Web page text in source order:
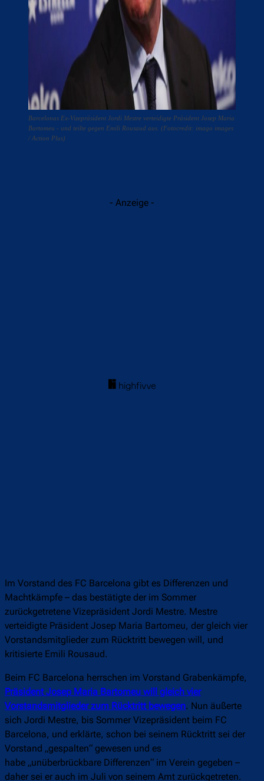
Barcelonas Ex-Vizepräsident Jordi Mestre verteidigte Präsident Josep Maria
Bartomeu - und teilte gegen Emili Rousaud aus. (Fotocredit: imago images
/ Action Plus)
- Anzeige -
Im Vorstand des FC Barcelona gibt es Differenzen und
Machtkämpfe – das bestätigte der im Sommer
zurückgetretene Vizepräsident Jordi Mestre. Mestre
verteidigte Präsident Josep Maria Bartomeu, der gleich vier
Vorstandsmitglieder zum Rücktritt bewegen will, und
kritisierte Emili Rousaud.
Beim FC Barcelona herrschen im Vorstand Grabenkämpfe,
Präsident Josep Maria Bartomeu will gleich vier
Vorstandsmitglieder zum Rücktritt bewegen. Nun äußerte
sich Jordi Mestre, bis Sommer Vizepräsident beim FC
Barcelona, und erklärte, schon bei seinem Rücktritt sei der
Vorstand „gespalten“ gewesen und es
habe „unüberbrückbare Differenzen“ im Verein gegeben –
daher sei er auch im Juli von seinem Amt zurückgetreten.